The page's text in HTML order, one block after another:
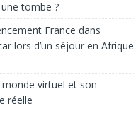
tombe ?
France dans
lors d’un séjour en Afrique
monde virtuel et son
réelle